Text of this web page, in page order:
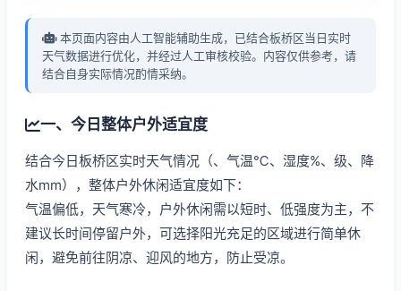
本页面内容由人工智能辅助生成，已结合板桥区当日实时
天气数据进行优化，并经过人工审核校验。内容仅供参考，请
结合自身实际情况酌情采纳。
一、今日整体户外适宜度
结合今日板桥区实时天气情况（、气温℃、湿度%、级、降
水mm），整体户外休闲适宜度如下：
气温偏低，天气寒冷，户外休闲需以短时、低强度为主，不
建议长时间停留户外，可选择阳光充足的区域进行简单休
闲，避免前往阴凉、迎风的地方，防止受凉。